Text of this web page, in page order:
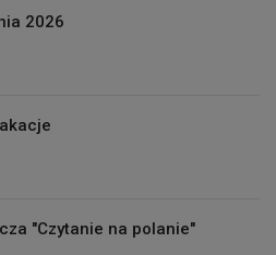
2026
"Czytanie na polanie"